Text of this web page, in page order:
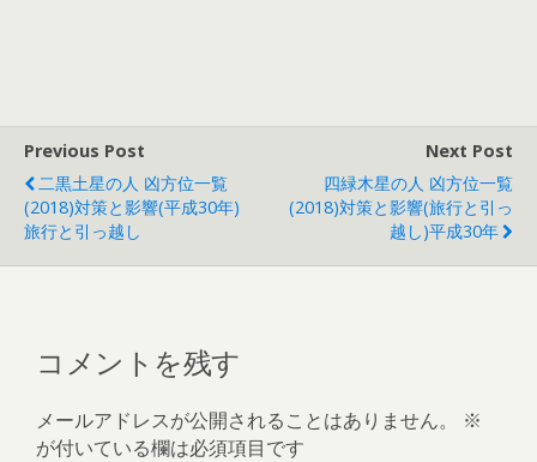
Previous Post
二黒土星の人 凶方位一覧
(2018)対策と影響(平成30年)
旅行と引っ越し
Next Post
四緑木星の人 凶方位一覧
(2018)対策と影響(旅行と引っ
越し)平成30年
コメントを残す
メールアドレスが公開されることはありません。
※
が付いている欄は必須項目です